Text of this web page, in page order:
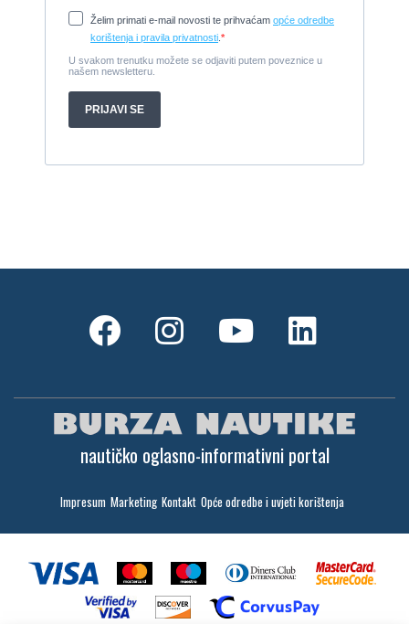
nautičko oglasno-informativni portal
Impresum Marketing Kontakt Opće odredbe i uvjeti korištenja